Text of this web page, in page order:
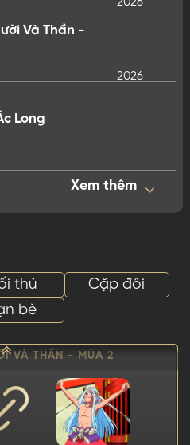
Và Thần -
2026
Long
2026
Xem thêm
thủ
Cặp đôi
bè
(TẤT CẢ CÁC PHẦN)
Tất My Ly
VOLDEMORT
VÀ THẦN - MÙA 2